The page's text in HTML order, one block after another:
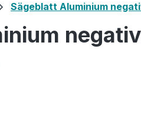
Sägeblatt Aluminium